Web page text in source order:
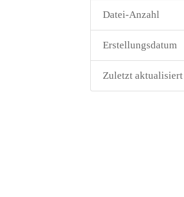
Datei-Anzahl
Erstellungsdatum
Zuletzt aktualisiert